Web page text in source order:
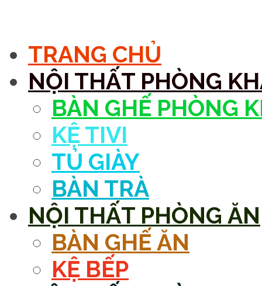
TRANG CHỦ
NỘI THẤT PHÒNG
BÀN GHẾ PHÒNG
KỆ TIVI
TỦ GIÀY
BÀN TRÀ
NỘI THẤT PHÒNG ĂN
BÀN GHẾ ĂN
KỆ BẾP